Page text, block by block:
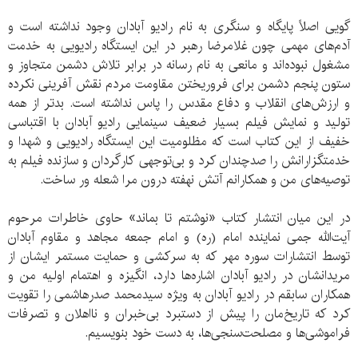
گویی اصلاً پایگاه و سنگری به نام رادیو آبادان وجود نداشته است و
آدم‌های مهمی چون غلامرضا رهبر در این ایستگاه رادیویی به خدمت
مشغول نبوده‌اند و مانعی به نام رسانه در برابر تلاش دشمن متجاوز و
ستون پنجم دشمن برای فروریختن مقاومت مردم نقش آفرینی نکرده
و ارزش‌های انقلاب و دفاع مقدس را پاس نداشته است. بدتر از همه
تولید و نمایش فیلم بسیار ضعیف سینمایی رادیو آبادان با اقتباسی
خفیف از این کتاب است که مظلومیت این ایستگاه رادیویی و شهدا و
خدمتگزارانش را صدچندان کرد و بی‌توجهی کارگردان و سازنده فیلم به
توصیه‌های من و همکارانم آتش نهفته درون مرا شعله ور ساخت.
در این میان انتشار کتاب «نوشتم تا بماند» حاوی خاطرات مرحوم
آیت‌الله جمی نماینده امام (ره) و امام جمعه مجاهد و مقاوم آبادان
توسط انتشارات سوره مهر که به سرکشی و حمایت مستمر ایشان از
مریدانشان در رادیو آبادان اشاره‌ها دارد، انگیزه و اهتمام اولیه من و
همکاران سابقم در رادیو آبادان به ویژه سیدمحمد صدرهاشمی را تقویت
کرد که تاریخ‌مان را پیش از دستبرد بی‌خبران و نااهلان و تصرفات
فراموشی‌ها و مصلحت‌سنجی‌ها، به دست خود بنویسیم.